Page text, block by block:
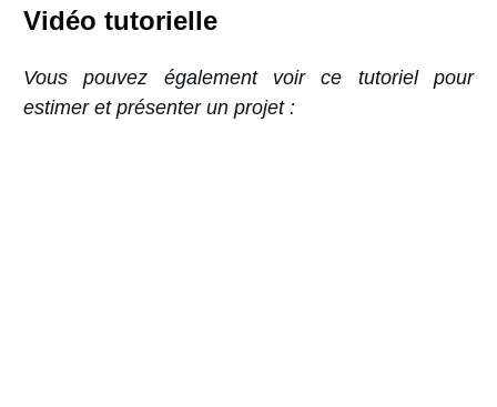
Vidéo tutorielle
Vous pouvez également voir ce tutoriel pour
estimer et présenter un projet :